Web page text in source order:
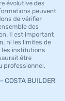
évolutive des
peuvent
de vérifier
des
Il est important
ni les limites de
les institutions
être
professionnel.
BUILDER